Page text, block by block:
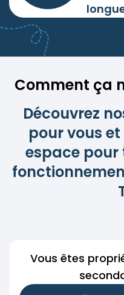
Comment ça
Découvrez
pour vous
espace pour
Vous êtes